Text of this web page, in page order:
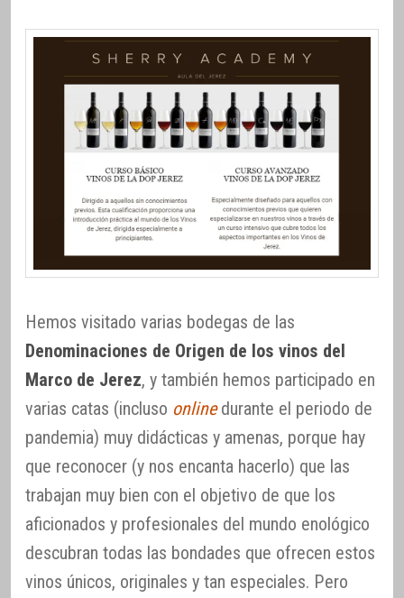
Hemos visitado varias bodegas de las
Denominaciones de Origen de los vinos del
Marco de Jerez, y también hemos participado en
varias catas (incluso onlinedurante el periodo de
pandemia) muy didácticas y amenas, porque hay
que reconocer (y nos encanta hacerlo) que las
trabajan muy bien con el objetivo de que los
aficionados y profesionales del mundo enológico
descubran todas las bondades que ofrecen estos
vinos únicos, originales y tan especiales. Pero